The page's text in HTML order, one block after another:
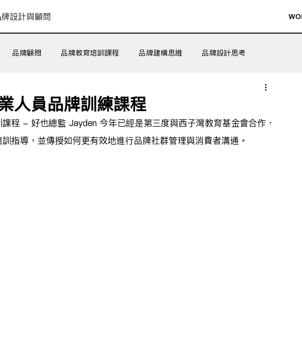
設計與顧問
品牌顧問 品牌教育培訓課程 品牌建構思維 品牌設計思考
人員品牌訓練課程
程 - 好也總監 Jayden 今年已經是第三度與西子灣教育基金會合作，
指導，並傳授如何更有效地進行品牌社群管理與消費者溝通。